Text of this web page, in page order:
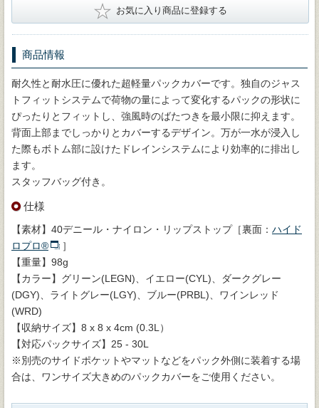
★ お気に入り商品に登録する
商品情報
耐久性と耐水圧に優れた超軽量パックカバーです。独自のジャス
トフィットシステムで荷物の量によって変化するパックの形状に
ぴったりとフィットし、強風時のばたつきを最小限に抑えます。
背面上部までしっかりとカバーするデザイン。万が一水が浸入し
た際もボトム部に設けたドレインシステムにより効率的に排出し
ます。
スタッフバッグ付き。
仕様
【素材】40デニール・ナイロン・リップストップ［裏面： ハイド
ロプロ®
］
【重量】98g
【カラー】グリーン(LEGN)、イエロー(CYL)、ダークグレー
(DGY)、ライトグレー(LGY)、ブルー(PRBL)、ワインレッド
(WRD)
【収納サイズ】8 x 8 x 4cm (0.3L）
【対応パックサイズ】25 - 30L
※別売のサイドポケットやマットなどをパック外側に装着する場
合は、ワンサイズ大きめのパックカバーをご使用ください。